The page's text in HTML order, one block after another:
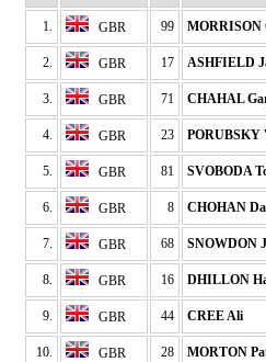
1. GBR 99 MORRISON
2. GBR 17 ASHFIELD
3. GBR 71 CHAHAL
4. GBR 23 PORUBSKY
5. GBR 81 SVOBODA
6. GBR 8 CHOHAN
7. GBR 68 SNOWDON
8. GBR 16 DHILLON
9. GBR 44 CREE Ali
10. GBR 28 MORTON